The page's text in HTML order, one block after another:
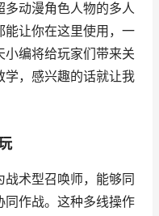
多动漫角色人物的多人
能让你在这里使用，一
编将给玩家们带来关
学，感兴趣的话就让我
术型召唤师，能够同
同作战。这种多线操作